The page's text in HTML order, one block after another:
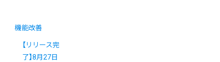
機能改善
【リリース完
了】8月27日